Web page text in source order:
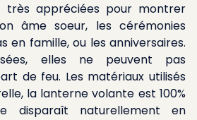
très appréciées pour montrer
âme soeur, les cérémonies
en famille, ou les anniversaires.
elles ne peuvent pas
de feu. Les matériaux utilisés
la lanterne volante est 100%
disparaît naturellement en